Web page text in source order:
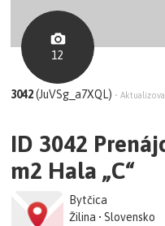
12
3042(JuVSg_a7XQL) •
ID 3042
m2 Hala „C“
Bytčica
Žilina • Slovensko